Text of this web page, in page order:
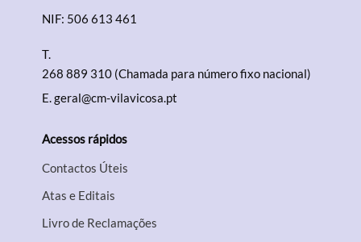
NIF: 506 613 461
T.
268 889 310 (Chamada para número fixo nacional)
E.geral@cm-vilavicosa.pt
Acessos rápidos
Contactos Úteis
Atas e Editais
Livro de Reclamações